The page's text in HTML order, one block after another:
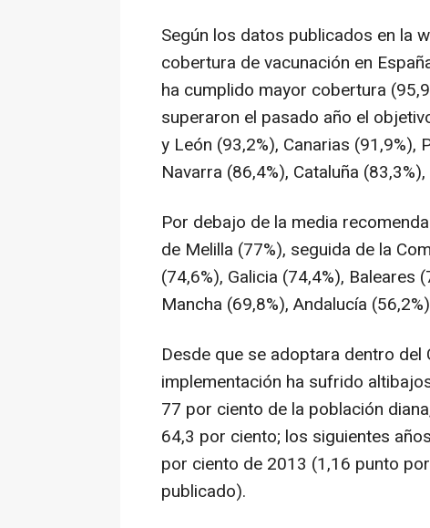
Según los datos publicados en la
cobertura de vacunación en
ha cumplido mayor cobertura
superaron el pasado año el
y León (93,2%), Canarias (91,9%),
Navarra (86,4%), Cataluña
Por debajo de la media
de Melilla (77%), seguida de la
(74,6%), Galicia (74,4%), Baleares
Mancha (69,8%), Andalucía
Desde que se adoptara dentro
implementación ha sufrido
77 por ciento de la población
64,3 por ciento; los siguientes
por ciento de 2013 (1,16 punto
publicado).